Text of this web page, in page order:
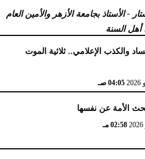
- الأستاذ بجامعة الأزهر والأمين العام
أهل السنة
والكذب الإعلامي.. ثلاثية الموت
04:05 صـ
الأمة عن نفسها
02:58 مـ